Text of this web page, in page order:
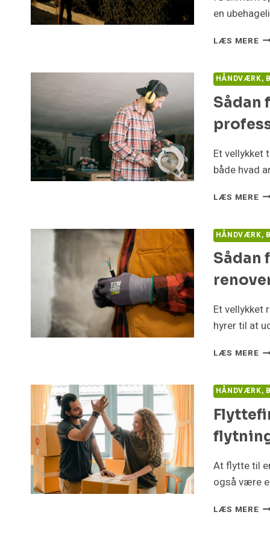
en
LÆS MERE5
HÅNDVÆRK,
Sådan
Et
både hvad
LÆS MERE
HÅNDVÆRK,
Sådan
Et
hyrer til at
LÆS MERE
HÅNDVÆRK,
At flytte til
også være
LÆS MERE